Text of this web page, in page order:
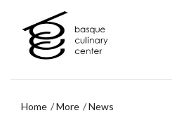
navigation
Home More News